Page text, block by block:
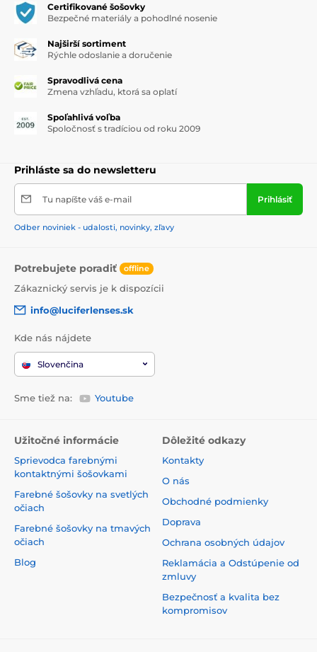
Certifikované šošovky
Bezpečné materiály a pohodlné nosenie
Najširší sortiment
Rýchle odoslanie a doručenie
Spravodlivá cena
Zmena vzhľadu, ktorá sa oplatí
Spoľahlivá voľba
Spoločnosť s tradíciou od roku 2009
Prihláste sa do newsletteru
Tu napíšte váš e-mail Prihlásiť
Odber noviniek - udalosti, novinky, zľavy
Potrebujete poradiť offline
Zákaznický servis je k dispozícii
info@luciferlenses.sk
Kde nás nájdete
Slovenčina
Sme tiež na: Youtube
Užitočné informácie
Sprievodca farebnými
kontaktnými šošovkami
Farebné šošovky na svetlých
očiach
Farebné šošovky na tmavých
očiach
Blog
Dôležité odkazy
Kontakty
O nás
Obchodné podmienky
Doprava
Ochrana osobných údajov
Reklamácia a Odstúpenie od
zmluvy
Bezpečnosť a kvalita bez
kompromisov